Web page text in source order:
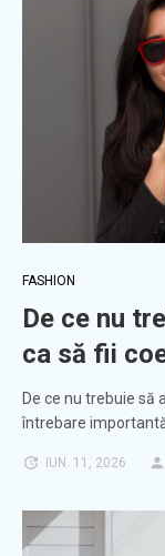
FASHION
De ce nu
ca să fii
De ce nu trebuie să
întrebare
IUN. 11, 2026